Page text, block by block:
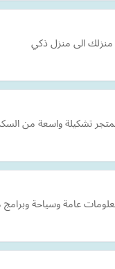
منزلك الى منزل ذكي
تشكيلة واسعة من
عامة وسياحة وبرامج